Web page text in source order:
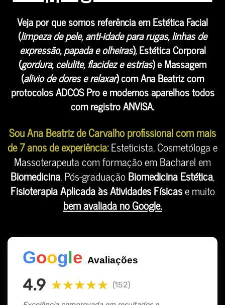
Veja por que somos referência em Estética Facial
(limpeza de pele, anti-idade para rugas, linhas de
expressão, papada e olheiras), Estética Corporal
(gordura, celulite, flacidez e estrias) e Massagem
(alivio de dores e relaxar) com Ana Beatriz com
protocolos ADCOS Pro e modernos aparelhos todos
com registro ANVISA.
Sou Ana Beatriz de Carvalho profissional com mais
de 7 anos de experiência:Esteticista, Cosmetóloga e
Massoterapeuta com formação em Bacharel em
Biomedicina, Pós-graduaçãoBiomedicina Estética,
Fisioterapia Aplicada às Atividades Físicase muito
bem avaliada no Google.
Google Avaliações
4.9 ★★★★★ (152)